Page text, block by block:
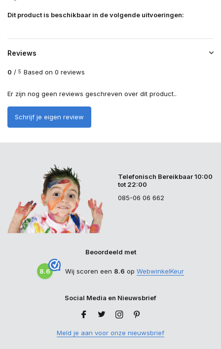
Dit product is beschikbaar in de volgende uitvoeringen:
Reviews
0 / 5 Based on 0 reviews
Er zijn nog geen reviews geschreven over dit product..
Schrijf je eigen review
Telefonisch Bereikbaar 10:00
tot 22:00
085-06 06 662
Beoordeeld met
8.6 Wij scoren een 8.6 op WebwinkelKeur
Social Media en Nieuwsbrief
Meld je aan voor onze nieuwsbrief